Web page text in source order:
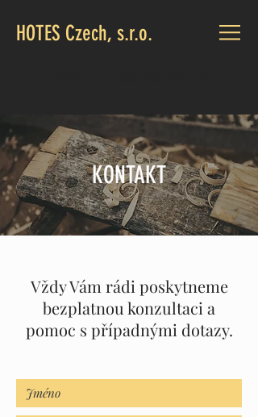
HOTES Czech, s.r.o.
KONTAKT
Vždy Vám rádi poskytneme
bezplatnou konzultaci a
pomoc s případnými dotazy.